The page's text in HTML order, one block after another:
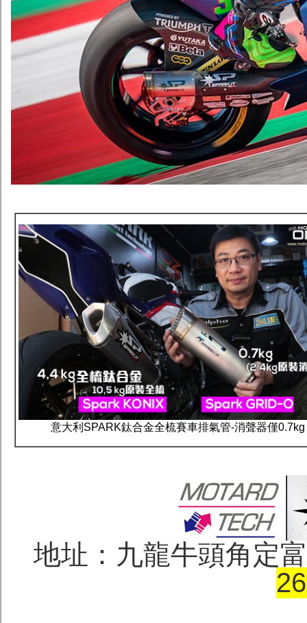
意大利SPARK鈦合金全梳賽車排氣管-消聲器僅0.7kg
地址：九龍牛頭角定